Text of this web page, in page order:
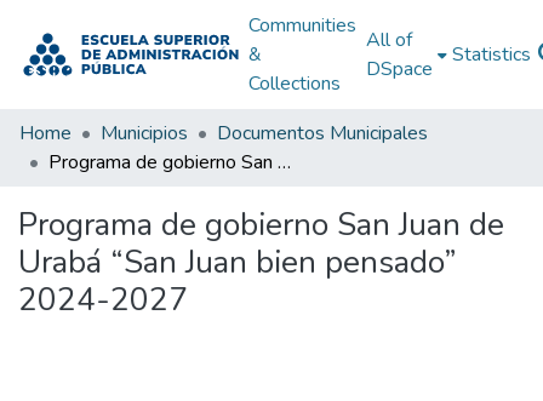
Communities
&
Collections
All of
DSpace
Statistics
Home Municipios
Documentos Municipales
Programa de gobierno San Juan de Urabá “San Juan bien pensado” 2024-2027
Programa de gobierno San Juan de
Urabá “San Juan bien pensado”
2024-2027